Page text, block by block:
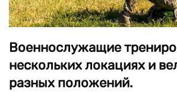
Военнослужащие
нескольких локациях и
разных положений.